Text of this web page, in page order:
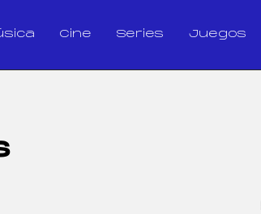
Cine Series Juegos